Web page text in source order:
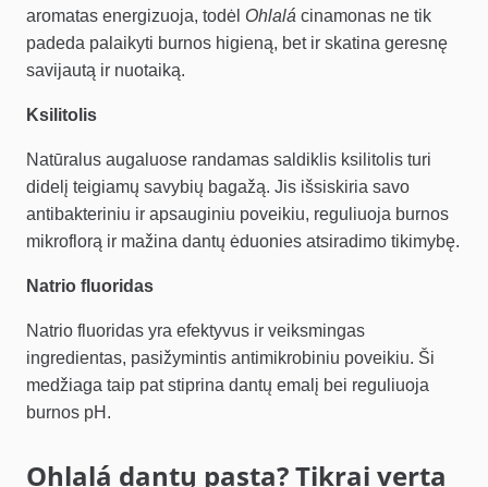
aromatas energizuoja, todėl Ohlalá cinamonas ne tik
padeda palaikyti burnos higieną, bet ir skatina geresnę
savijautą ir nuotaiką.
Ksilitolis
Natūralus augaluose randamas saldiklis ksilitolis turi
didelį teigiamų savybių bagažą. Jis išsiskiria savo
antibakteriniu ir apsauginiu poveikiu, reguliuoja burnos
mikroflorą ir mažina dantų ėduonies atsiradimo tikimybę.
Natrio fluoridas
Natrio fluoridas yra efektyvus ir veiksmingas
ingredientas, pasižymintis antimikrobiniu poveikiu. Ši
medžiaga taip pat stiprina dantų emalį bei reguliuoja
burnos pH.
Ohlalá dantų pasta? Tikrai verta